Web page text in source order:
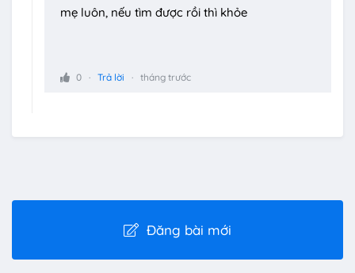
mẹ luôn, nếu tìm được rồi thì khỏe
0 Trả lời tháng trước
Đăng bài mới